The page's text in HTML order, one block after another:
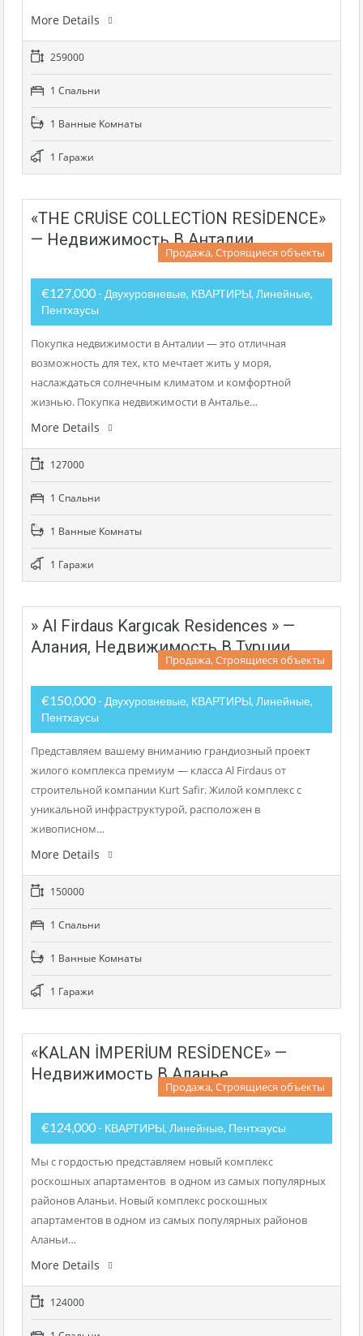
More Details
259000
1 Cпальни
1 Bанные Kомнаты
1 Гаражи
«THE CRUİSE COLLECTİON RESİDENCE»
— Недвижимость В Анталии
Продажа, Строящиеся объекты
€127,000 - Двухуровневые, КВАРТИРЫ, Линейные,
Пентхаусы
Покупка недвижимости в Анталии — это отличная
возможность для тех, кто мечтает жить у моря,
наслаждаться солнечным климатом и комфортной
жизнью. Покупка недвижимости в Анталье…
More Details
127000
1 Cпальни
1 Bанные Kомнаты
1 Гаражи
» Al Firdaus Kargıcak Residences » —
Алания, Недвижимость В Турции
Продажа, Строящиеся объекты
€150,000 - Двухуровневые, КВАРТИРЫ, Линейные,
Пентхаусы
Представляем вашему вниманию грандиозный проект
жилого комплекса премиум — класса Al Firdaus от
строительной компании Kurt Safir. Жилой комплекс с
уникальной инфраструктурой, расположен в
живописном…
More Details
150000
1 Cпальни
1 Bанные Kомнаты
1 Гаражи
«KALAN İMPERİUM RESİDENCE» —
Недвижимость В Аланье
Продажа, Строящиеся объекты
€124,000 - КВАРТИРЫ, Линейные, Пентхаусы
Мы с гордостью представляем новый комплекс
роскошных апартаментов в одном из самых популярных
районов Аланьи. Новый комплекс роскошных
апартаментов в одном из самых популярных районов
Аланьи…
More Details
124000